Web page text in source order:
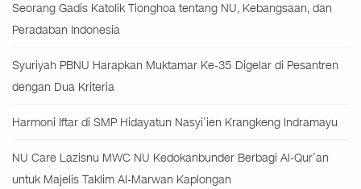
Seorang Gadis Katolik Tionghoa tentang NU, Kebangsaan, dan
Peradaban Indonesia
Syuriyah PBNU Harapkan Muktamar Ke-35 Digelar di Pesantren
dengan Dua Kriteria
Harmoni Iftar di SMP Hidayatun Nasyi’ien Krangkeng Indramayu
NU Care Lazisnu MWC NU Kedokanbunder Berbagi Al-Qur’an
untuk Majelis Taklim Al-Marwan Kaplongan